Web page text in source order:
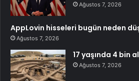
Ağustos 7, 2026
AppLovin hisseleri bugün neden
Ağustos 7, 2026
17 yaşında 4 bin
Ağustos 7, 2026